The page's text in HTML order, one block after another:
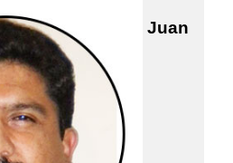
Juan